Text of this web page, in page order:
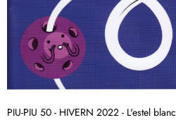
PIU-PIU 50 - HIVERN 2022 - L'estel blanc